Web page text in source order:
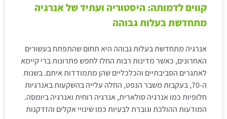
קווים לדמותה: היסטוריה ועתיד של אנרגיה
מתחדשת בעלות גבוהה
אנרגיה מתחדשת בעלות גבוהה היא תחום שהתפתח בעשורים
האחרונים, כאשר מדינות רבות החלו לחפש פתרונות ברי קיימא
לאתגרים הסביבתיים והכלכליים שהן מתמודדות איתם. בשנות
ה-70, בעקבות משבר הנפט, החלה עלייה בהשקעות באנרגיות
חלופיות כמו אנרגיה סולארית, אנרגיה רוחית ואנרגיה ביומסה.
המודעות ההולכת וגוברת לבעיות כמו שינויי אקלים והזדקנות